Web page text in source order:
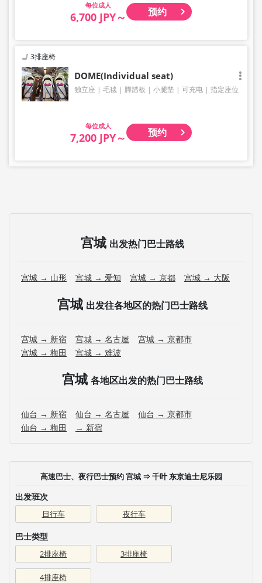
成人
6,700 JPY～ 预约
3排座椅
DOME(Individual seat)
独立座 毛毯 脚踏板 小腿垫 可充电 指定座位
成人
7,200 JPY～ 预约
宫城 出发热门巴士路线
宫城 → 山形 宫城 → 爱知 宫城 → 京都 宫城 → 大阪
宫城 出发往各地区的热门巴士路线
宫城 → 新宿 宫城 → 名古屋
宫城 → 京都市
宫城 → 梅田
宫城 → 难波
宫城 各地区出发的热门巴士路线
仙台 → 新宿 仙台 → 名古屋
仙台 → 京都市
仙台 → 梅田
→ 新宿
高速巴士、夜行巴士预约 宫城 ⇒ 千叶 东京迪士尼乐园
出发班次
日行车 夜行车
巴士类型
2排座椅 3排座椅
4排座椅